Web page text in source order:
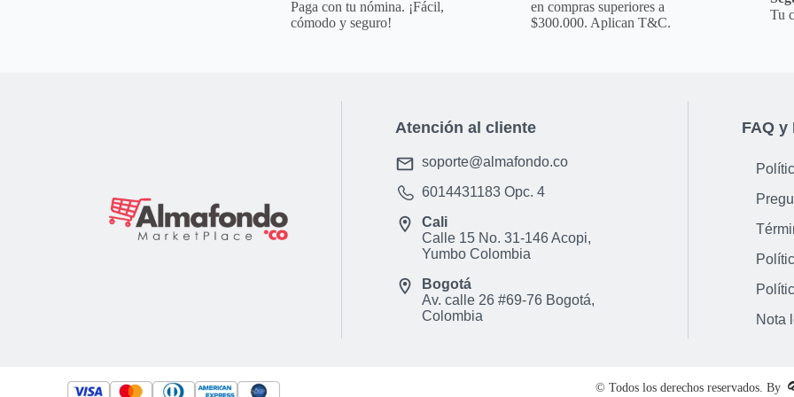
**INFORMACION
NOTA : La foto de
incluye
ni ning&uacute;n
Observaciones De
de este producto
desconocimiento de
tramitar&aacute;
condiciones
Paga con tu nómina. ¡Fácil,
cómodo y seguro!
en compras superiores a
$300.000. Aplican T&C.
Tu
Atención al cliente
soporte@almafondo.co
6014431183Opc. 4
Cali
Calle 15 No. 31-146 Acopi,
Yumbo Colombia
Bogotá
Av. calle 26 #69-76 Bogotá,
Colombia
FAQ y
Nota
© Todos los derechos reservados. By